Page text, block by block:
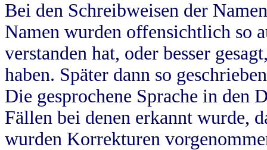
Bei den Schreibweisen der
Namen wurden offensichtlich so
verstanden hat, oder besser
haben. Später dann so
Die gesprochene Sprache in
Fällen bei denen erkannt wurde,
wurden Korrekturen